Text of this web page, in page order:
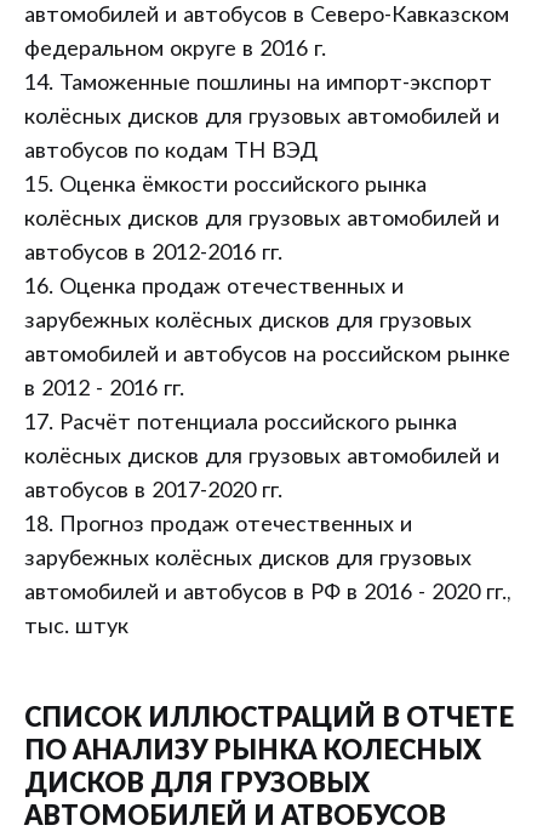
автомобилей и автобусов в Северо-Кавказском
федеральном округе в 2016 г.
14. Таможенные пошлины на импорт-экспорт
колёсных дисков для грузовых автомобилей и
автобусов по кодам ТН ВЭД
15. Оценка ёмкости российского рынка
колёсных дисков для грузовых автомобилей и
автобусов в 2012-2016 гг.
16. Оценка продаж отечественных и
зарубежных колёсных дисков для грузовых
автомобилей и автобусов на российском рынке
в 2012 - 2016 гг.
17. Расчёт потенциала российского рынка
колёсных дисков для грузовых автомобилей и
автобусов в 2017-2020 гг.
18. Прогноз продаж отечественных и
зарубежных колёсных дисков для грузовых
автомобилей и автобусов в РФ в 2016 - 2020 гг.,
тыс. штук
СПИСОК ИЛЛЮСТРАЦИЙ В ОТЧЕТЕ
ПО АНАЛИЗУ РЫНКА КОЛЕСНЫХ
ДИСКОВ ДЛЯ ГРУЗОВЫХ
АВТОМОБИЛЕЙ И АТВОБУСОВ